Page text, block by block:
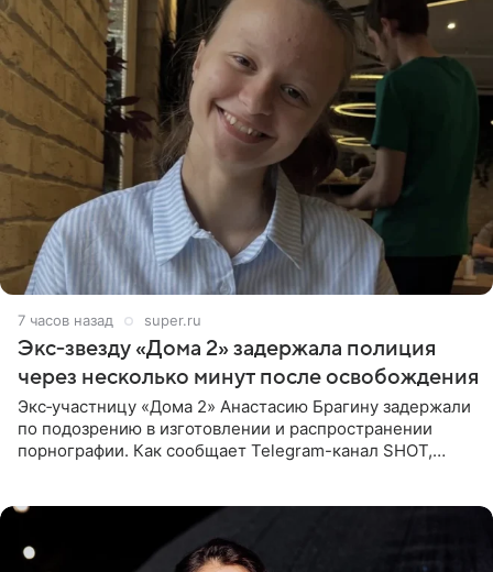
7 часов назад super.ru
Экс‑звезду «Дома 2» задержала полиция
через несколько минут после освобождения
Экс‑участницу «Дома 2» Анастасию Брагину задержали
по подозрению в изготовлении и распространении
порнографии. Как сообщает Telegram-канал SHOT,